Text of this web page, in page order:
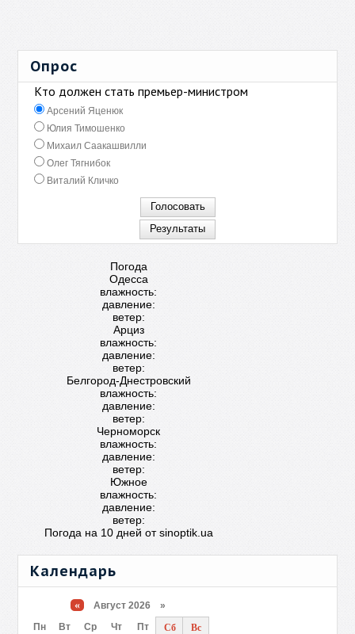
Опрос
Кто должен стать премьер-министром
Арсений Яценюк
Юлия Тимошенко
Михаил Саакашвилли
Олег Тягнибок
Виталий Кличко
Погода
Одесса
влажность:
давление:
ветер:
Арциз
влажность:
давление:
ветер:
Белгород-Днестровский
влажность:
давление:
ветер:
Черноморск
влажность:
давление:
ветер:
Южное
влажность:
давление:
ветер:
Погода на 10 дней отsinoptik.ua
Календарь
« Август 2026 »
Пн
Вт Ср Чт Пт Сб
Вс